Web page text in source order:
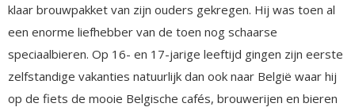
klaar brouwpakket van zijn ouders gekregen. Hij was toen al
een enorme liefhebber van de toen nog schaarse
speciaalbieren. Op 16- en 17-jarige leeftijd gingen zijn eerste
zelfstandige vakanties natuurlijk dan ook naar België waar hij
op de fiets de mooie Belgische cafés, brouwerijen en bieren